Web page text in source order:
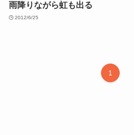
雨降りながら虹も出る
2012/6/25
1